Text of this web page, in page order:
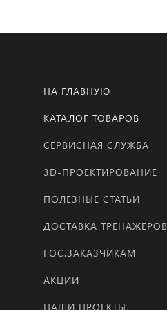
НА ГЛАВНУЮ
КАТАЛОГ ТОВАРОВ
СЕРВИСНАЯ СЛУЖБА
3D-ПРОЕКТИРОВАНИЕ
ПОЛЕЗНЫЕ СТАТЬИ
ДОСТАВКА ТРЕНАЖЕРОВ
ГОС.ЗАКАЗЧИКАМ
АКЦИИ
НАШИ ПРОЕКТЫ